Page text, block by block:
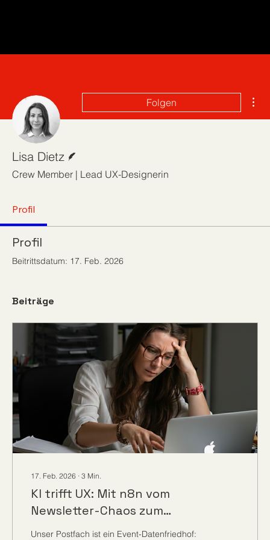
Folgen
Lisa Dietz
Crew Member | Lead UX-Designerin
Profil
Profil
Beitrittsdatum: 17. Feb. 2026
Beiträge
17. Feb. 2026 ∙ 3 Min.
KI trifft UX: Mit n8n vom
Newsletter-Chaos zum
strukturierten Event-Digest
Unser Postfach ist ein Event-Datenfriedhof: